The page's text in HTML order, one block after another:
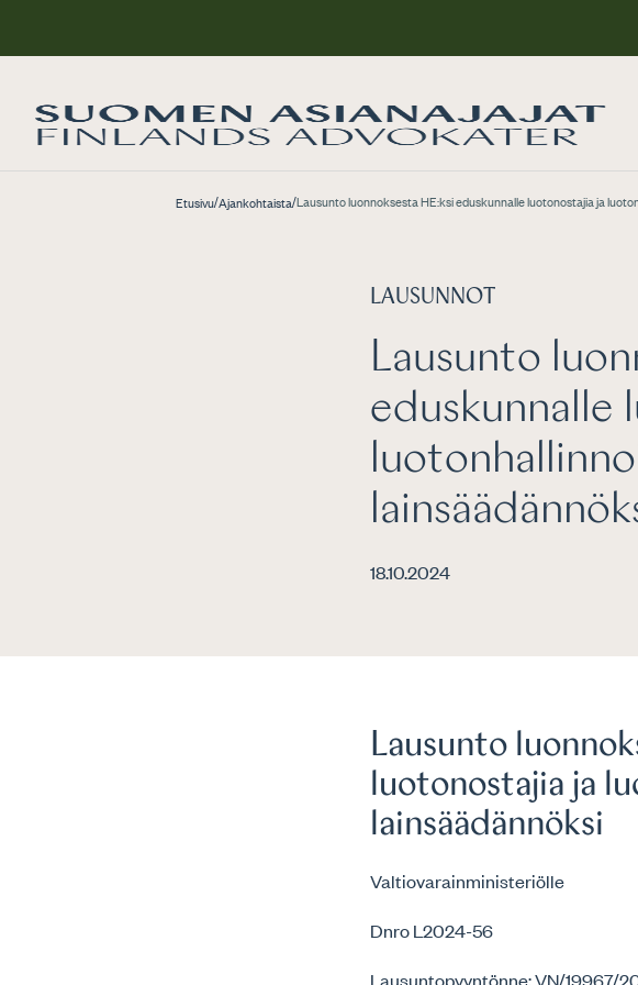
Etusivu/Ajankohtaista/Lausunto luonnoksesta HE:ksi eduskunnalle luotonostajia ja
LAUSUNNOT
Lausunto
eduskunnalle
18.10.2024
Lausunto
luotonostajia ja
lainsäädännöksi
Valtiovarainministeriölle
Dnro L2024-56
Lausuntopyyntönne: VN/19967/